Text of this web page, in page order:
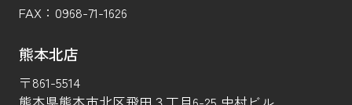
FAX： 0968-71-1626
熊本北店
〒861-5514